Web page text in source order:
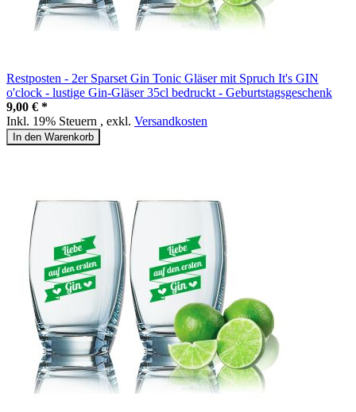
Restposten - 2er Sparset Gin Tonic Gläser mit Spruch It's GIN
o'clock - lustige Gin-Gläser 35cl bedruckt - Geburtstagsgeschenk
9,00 € *
Inkl. 19% Steuern , exkl. Versandkosten
In den Warenkorb